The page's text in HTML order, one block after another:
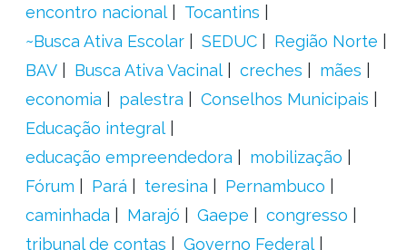
encontro nacional
Tocantins
~Busca Ativa Escolar
SEDUC
Região Norte
BAV
Busca Ativa Vacinal creches
mães
economia
palestra
Conselhos Municipais
Educação integral
educação empreendedora
mobilização
Fórum
Pará teresina
Pernambuco
caminhada
Marajó Gaepe
congresso
tribunal de contas
Governo Federal